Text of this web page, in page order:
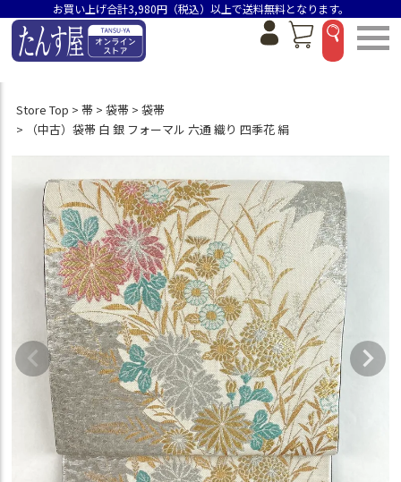
お買い上げ合計3,980円（税込）以上で送料無料となります。
Store Top 帯 袋帯
袋帯
（中古）袋帯 白 銀 フォーマル 六通 織り 四季花 絹